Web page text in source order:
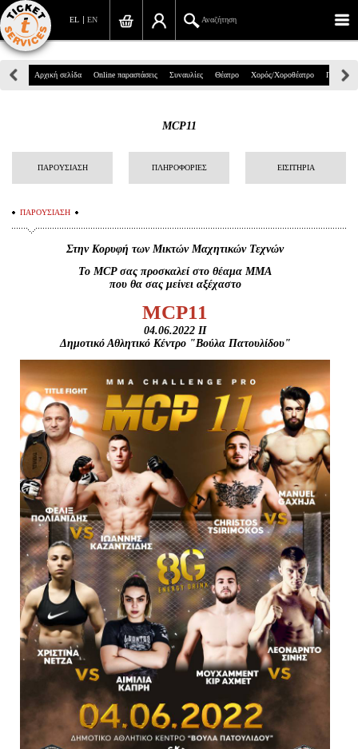
EN
EL Αναζήτηση
Πανεπιστημίου 39, Αθήνα
info@ticketservices.gr
Αναζήτηση
Παραγγελία
Πληροφορίες
Είσοδος διαχειριστή
Αρχική σελίδα Online παραστάσεις Συναυλίες Θέατρο Χορός/Χοροθέατρο Παιδικά
MCP11
ΠΑΡΟΥΣΙΑΣΗ ΠΛΗΡΟΦΟΡΙΕΣ ΕΙΣΙΤΗΡΙΑ
ΠΑΡΟΥΣΙΑΣΗ
Στην Κορυφή των Μικτών Μαχητικών Τεχνών
Το MCPσας προσκαλεί στο θέαμα ΜΜΑ
που θα σας μείνει αξέχαστο
MCP11
04.06.2022 II
Δημοτικό Αθλητικό Κέντρο "Βούλα Πατουλίδου"